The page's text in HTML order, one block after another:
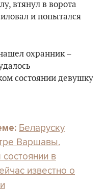
втянул в ворота
и попытался
охранник –
состоянии девушку
Беларуску
Варшавы.
в
известно о